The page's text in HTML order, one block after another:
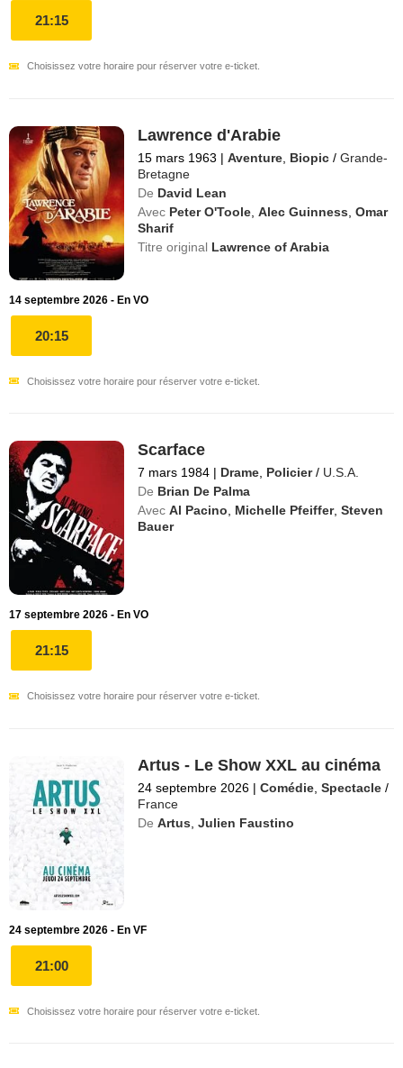
21:15
Choisissez votre horaire pour réserver votre e-ticket.
Lawrence d'Arabie
15 mars 1963 | Aventure Biopic / Grande-
Bretagne
De David Lean
Avec Peter O'Toole ,Alec Guinness ,Omar
Sharif
Titre original Lawrence of Arabia
14 septembre 2026 - En VO
20:15
Choisissez votre horaire pour réserver votre e-ticket.
Scarface
7 mars 1984 | Drame, Policier / U.S.A.
De Brian De Palma
Avec Al Pacino, Michelle Pfeiffer,Steven
Bauer
17 septembre 2026 - En VO
21:15
Choisissez votre horaire pour réserver votre e-ticket.
Artus - Le Show XXL au cinéma
24 septembre 2026 | Comédie ,Spectacle /
France
De Artus ,Julien Faustino
24 septembre 2026 - En VF
21:00
Choisissez votre horaire pour réserver votre e-ticket.